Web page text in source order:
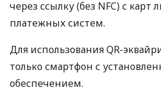
через ссылку (без NFC) с карт
платежных систем.
Для использования QR-
только смартфон с
обеспечением.